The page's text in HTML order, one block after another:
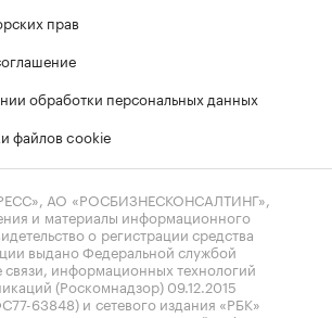
прав
обработки персональных данных
файлов cookie
АО «РОСБИЗНЕСКОНСАЛТИНГ»,
и материалы информационного
о регистрации средства
выдано Федеральной службой
связи, информационных технологий
(Роскомнадзор) 09.12.2015
63848) и сетевого издания «РБК»